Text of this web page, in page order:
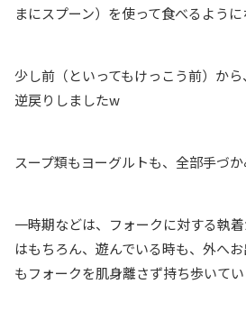
まにスプーン）を使って食べるように
少し前（といってもけっこう前）か
逆戻りしましたw
スープ類もヨーグルトも、全部手づか
一時期などは、フォークに対する執
はもちろん、遊んでいる時も、外へ
もフォークを肌身離さず持ち歩いてい